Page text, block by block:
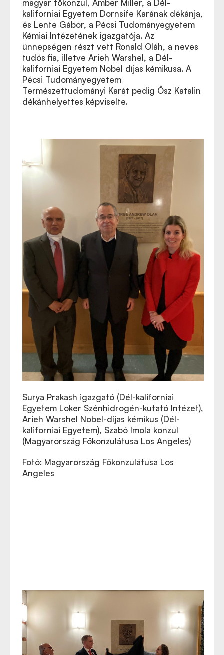
magyar főkonzul, Amber Miller, a Dél-
kaliforniai Egyetem Dornsife Karának dékánja,
és Lente Gábor, a Pécsi Tudományegyetem
Kémiai Intézetének igazgatója. Az
ünnepségen részt vett Ronald Oláh, a neves
tudós fia, illetve Arieh Warshel, a Dél-
kaliforniai Egyetem Nobel díjas kémikusa. A
Pécsi Tudományegyetem
Természettudományi Karát pedig Ősz Katalin
dékánhelyettes képviselte.
Surya Prakash igazgató (Dél-kaliforniai
Egyetem Loker Szénhidrogén-kutató Intézet),
Arieh Warshel Nobel-díjas kémikus (Dél-
kaliforniai Egyetem), Szabó Imola konzul
(Magyarország Főkonzulátusa Los Angeles)
Fotó: Magyarország Főkonzulátusa Los
Angeles